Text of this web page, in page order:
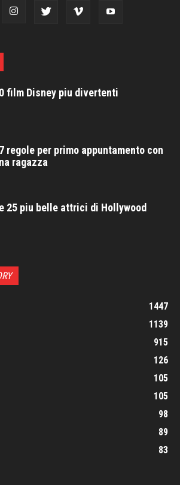
film Disney piu divertenti
regole per primo appuntamento con
ragazza
25 piu belle attrici di Hollywood
1447
1139
915
126
105
105
98
89
83